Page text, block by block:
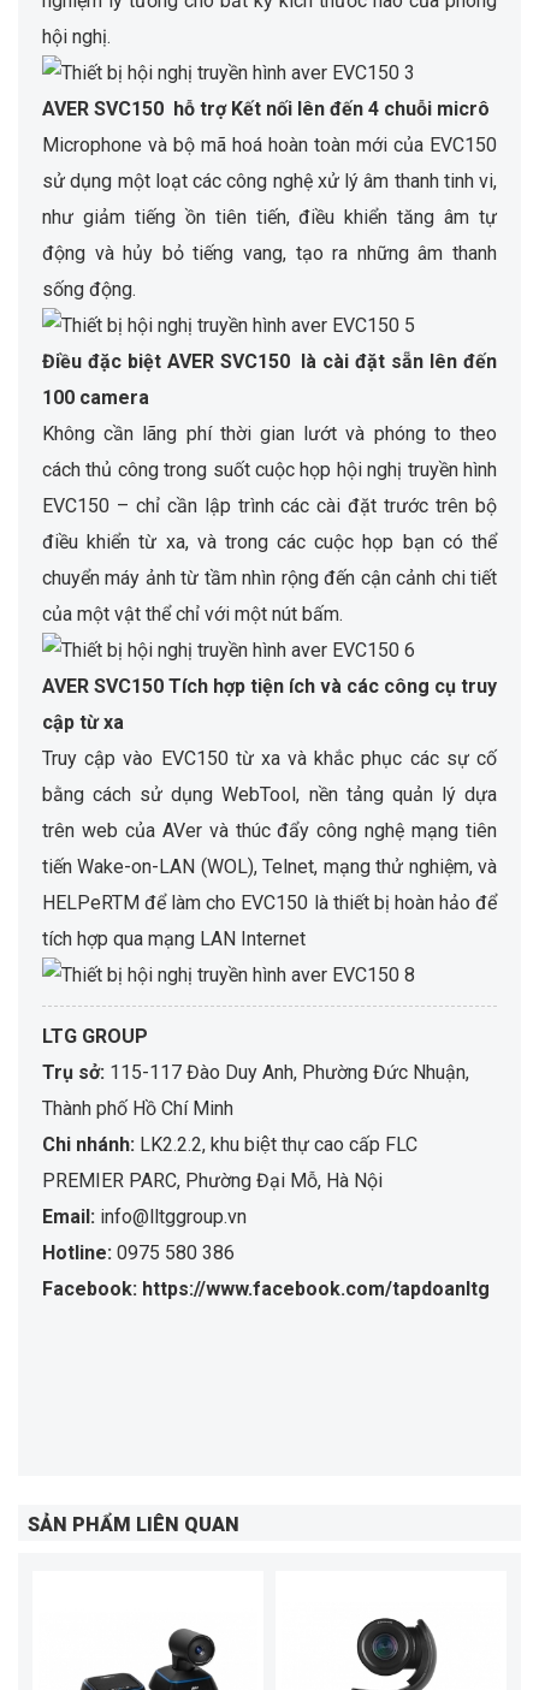
hội nghị.
AVER SVC150 hỗ trợ Kết nối lên đến 4 chuỗi micrô
Microphone và bộ mã hoá hoàn toàn mới của EVC150
sử dụng một loạt các công nghệ xử lý âm thanh tinh vi,
như giảm tiếng ồn tiên tiến, điều khiển tăng âm tự
động và hủy bỏ tiếng vang, tạo ra những âm thanh
sống động.
Điều đặc biệt AVER SVC150 là cài đặt sẵn lên đến
100 camera
Không cần lãng phí thời gian lướt và phóng to theo
cách thủ công trong suốt cuộc họp hội nghị truyền hình
EVC150 – chỉ cần lập trình các cài đặt trước trên bộ
điều khiển từ xa, và trong các cuộc họp bạn có thể
chuyển máy ảnh từ tầm nhìn rộng đến cận cảnh chi tiết
của một vật thể chỉ với một nút bấm.
AVER SVC150 Tích hợp tiện ích và các công cụ truy
cập từ xa
Truy cập vào EVC150 từ xa và khắc phục các sự cố
bằng cách sử dụng WebTool, nền tảng quản lý dựa
trên web của AVer và thúc đẩy công nghệ mạng tiên
tiến Wake-on-LAN (WOL), Telnet, mạng thử nghiệm, và
HELPeRTM để làm cho EVC150 là thiết bị hoàn hảo để
tích hợp qua mạng LAN Internet
LTG GROUP
Trụ sở: 115-117 Đào Duy Anh, Phường Đức Nhuận,
Thành phố Hồ Chí Minh
Chi nhánh: LK2.2.2, khu biệt thự cao cấp FLC
PREMIER PARC, Phường Đại Mỗ, Hà Nội
Email: info@lltggroup.vn
Hotline: 0975 580 386
Facebook: https://www.facebook.com/tapdoanltg
SẢN PHẨM LIÊN QUAN